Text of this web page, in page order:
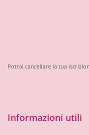
Potrai cancellare la tua
Informazioni utili